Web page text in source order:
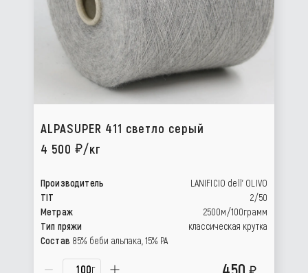
ALPASUPER 411 светло серый
4 500
/кг
Производитель
LANIFICIO dell’ OLIVO
TIT
2/50
Метраж
2500м/100грамм
Тип пряжи
классическая крутка
Состав 85% беби альпака, 15% РА
г 450